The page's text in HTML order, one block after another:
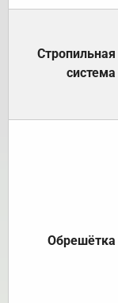
Стропильная
система
Обрешётка